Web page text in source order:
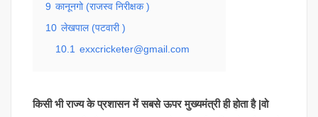
9 कानूनगो (राजस्व निरीक्षक )
10 लेखपाल (पटवारी )
10.1 exxcricketer@gmail.com
किसी भी राज्य के प्रशासन में सबसे ऊपर मुख्यमंत्री ही होता है |वो